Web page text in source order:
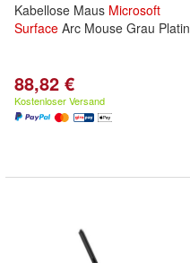
Kabellose Maus Microsoft
Surface Arc Mouse Grau Platin
88,82 €
Kostenloser Versand